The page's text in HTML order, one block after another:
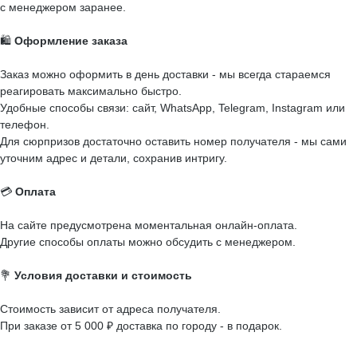
с менеджером заранее.
🛍️ Оформление заказа
Заказ можно оформить в день доставки - мы всегда стараемся
реагировать максимально быстро.
Удобные способы связи: сайт, WhatsApp, Telegram, Instagram или
телефон.
Для сюрпризов достаточно оставить номер получателя - мы сами
уточним адрес и детали, сохранив интригу.
💳 Оплата
На сайте предусмотрена моментальная онлайн-оплата.
Другие способы оплаты можно обсудить с менеджером.
💐 Условия доставки и стоимость
Стоимость зависит от адреса получателя.
При заказе от 5 000 ₽ доставка по городу - в подарок.